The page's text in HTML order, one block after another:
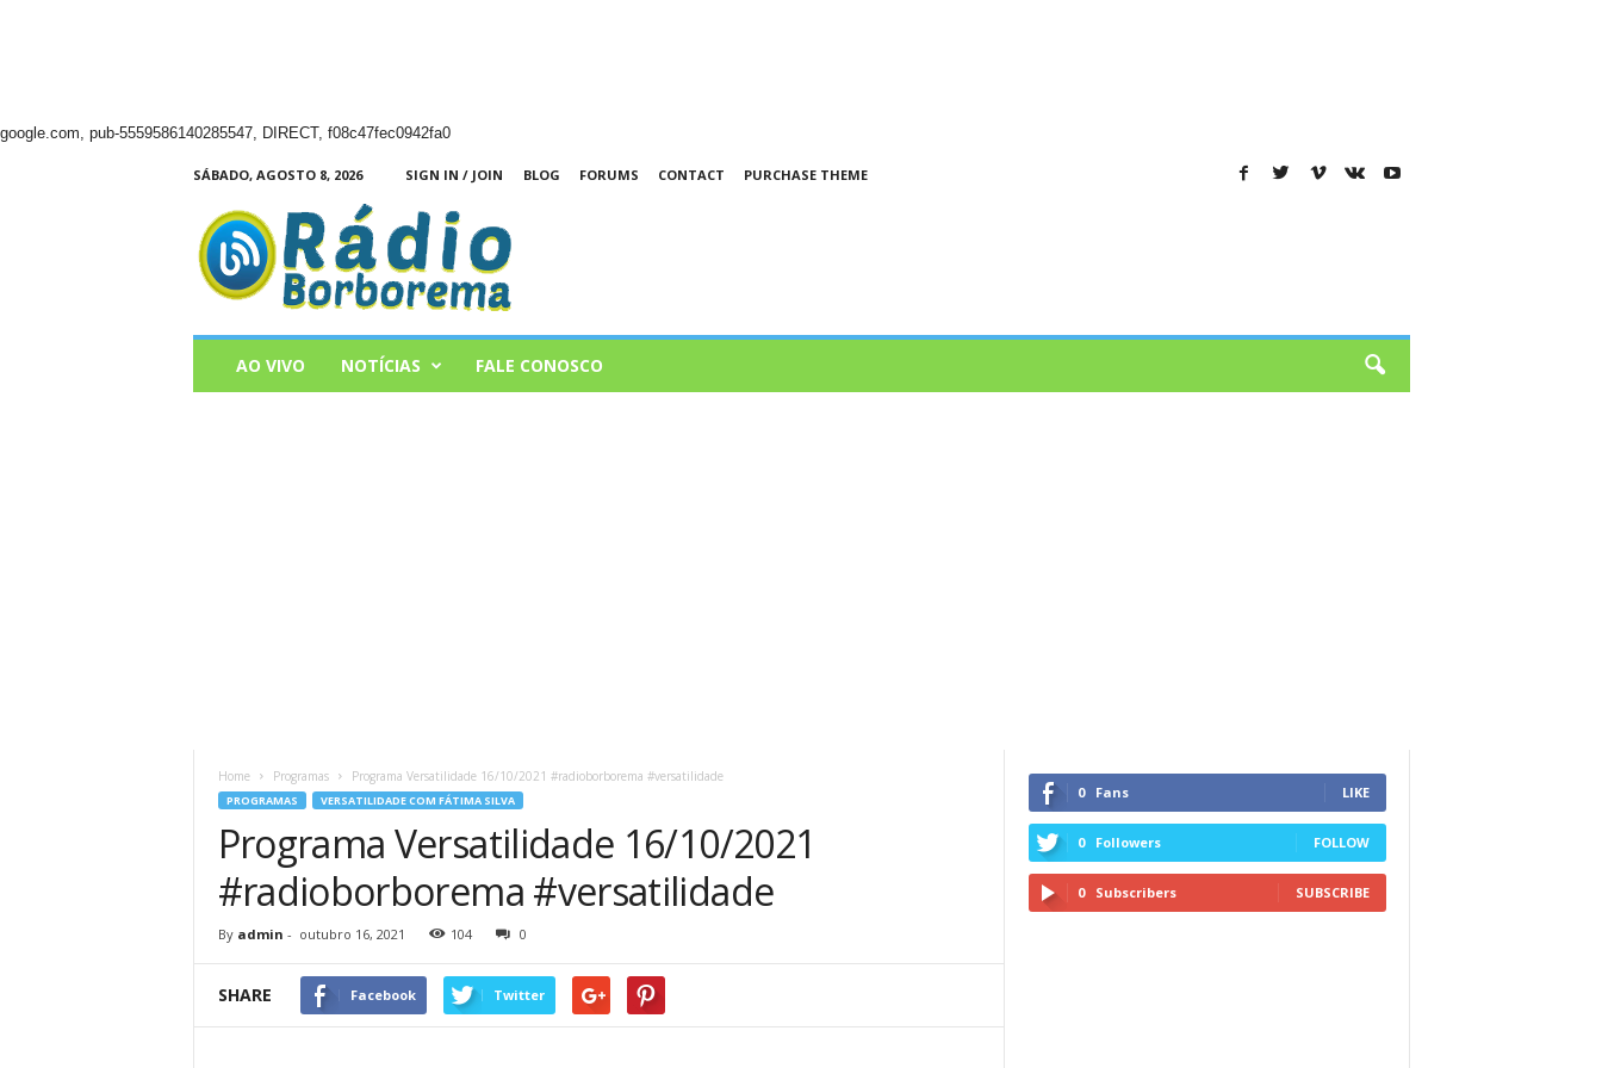
google.com, pub-5559586140285547, DIRECT, f08c47fec0942fa0
SÁBADO, AGOSTO 8, 2026 SIGN IN / JOIN BLOG FORUMS CONTACT
PURCHASE THEME
Borborema
AO VIVO NOTÍCIAS FALE CONOSCO
Home Programas Programa Versatilidade 16/10/2021 #radioborborema #versatilidade
PROGRAMAS VERSATILIDADE COM FÁTIMA SILVA
Programa Versatilidade 16/10/2021
#radioborborema #versatilidade
By admin - outubro 16, 2021 104 0
SHARE Facebook Twitter
0 Fans LIKE
0 Followers FOLLOW
0 Subscribers SUBSCRIBE